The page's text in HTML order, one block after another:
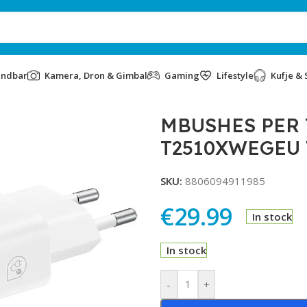
Kamera, Dron & Gimbal Gaming Lifestyle Kufje &
MBUSHES
SKU: 8806094911985
€29.99 In stock
In stock
- +
Alternative: